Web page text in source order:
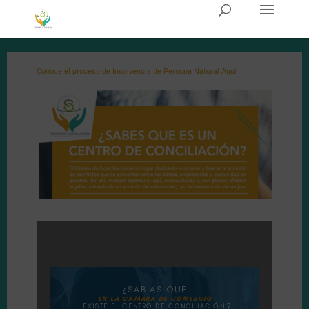
Conoce el proceso de Insolvencia de Persona Natural Aquí